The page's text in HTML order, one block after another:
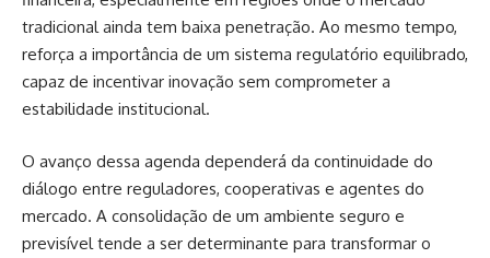
tradicional ainda tem baixa penetração. Ao mesmo tempo,
reforça a importância de um sistema regulatório equilibrado,
capaz de incentivar inovação sem comprometer a
estabilidade institucional.
O avanço dessa agenda dependerá da continuidade do
diálogo entre reguladores, cooperativas e agentes do
mercado. A consolidação de um ambiente seguro e
previsível tende a ser determinante para transformar o